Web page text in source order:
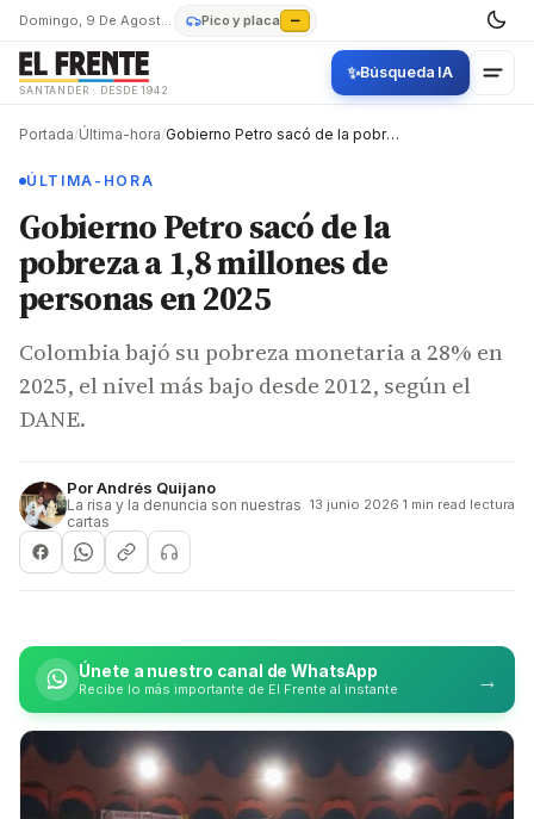
Pico y placa —
SANTANDER · DESDE 1942
✨Búsqueda IA
Portada/Última-hora/ Gobierno Petro sacó de la pobreza a 1,8 millones de personas en 2025
ÚLTIMA-HORA
Gobierno Petro sacó de la
pobreza a 1,8 millones de
personas en 2025
Colombia bajó su pobreza monetaria a 28% en
2025, el nivel más bajo desde 2012, según el
DANE.
PorAndrés Quijano
La risa y la denuncia son nuestras
cartas
13 junio 2026·1 min read lectura
Únete a nuestro canal de WhatsApp
Recibe lo más importante de El Frente al instante →